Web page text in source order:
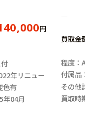
円
年リニュー
色有
年04月
―
買取金
程度：
付属
その
買取時